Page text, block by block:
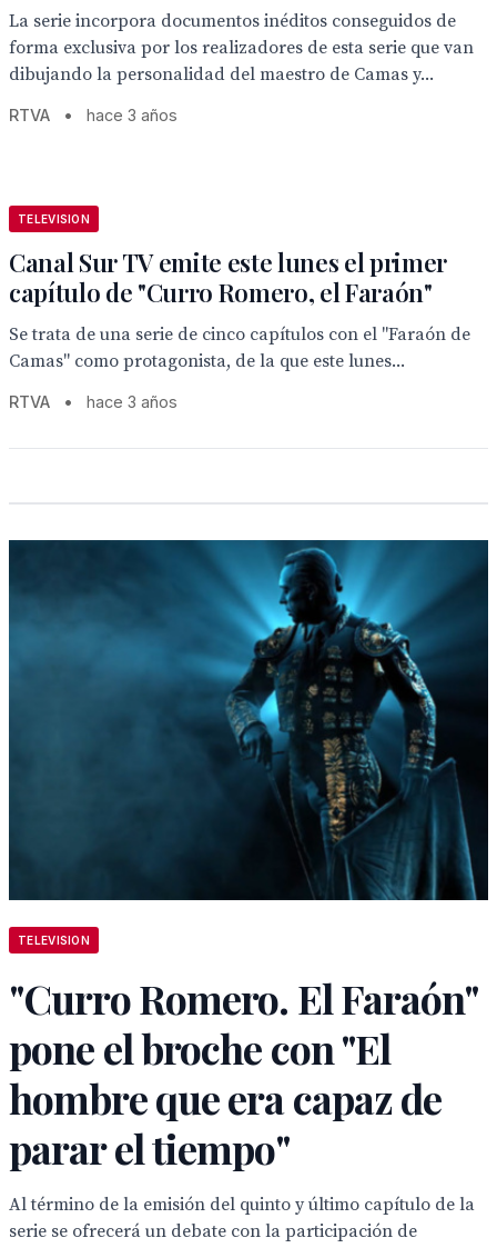
La serie incorpora documentos inéditos conseguidos de
forma exclusiva por los realizadores de esta serie que van
dibujando la personalidad del maestro de Camas y...
RTVA • hace 3 años
TELEVISION
Canal Sur TV emite este lunes el primer
capítulo de "Curro Romero, el Faraón"
Se trata de una serie de cinco capítulos con el "Faraón de
Camas" como protagonista, de la que este lunes...
RTVA • hace 3 años
TELEVISION
"Curro Romero. El Faraón"
pone el broche con "El
hombre que era capaz de
parar el tiempo"
Al término de la emisión del quinto y último capítulo de la
serie se ofrecerá un debate con la participación de